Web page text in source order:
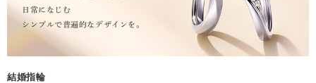
日常になじむ
シンプルで普遍的なデザインを。
結婚指輪